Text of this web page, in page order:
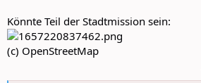
Könnte Teil der Stadtmission sein:
(c) OpenStreetMap